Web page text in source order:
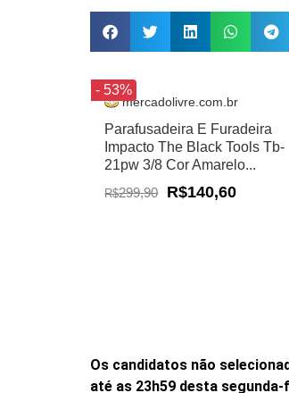
- 53%
mercadolivre.com.br
Parafusadeira E Furadeira
Impacto The Black Tools Tb-
21pw 3/8 Cor Amarelo...
R$299,90 R$140,60
Os candidatos não
até as 23h59 desta